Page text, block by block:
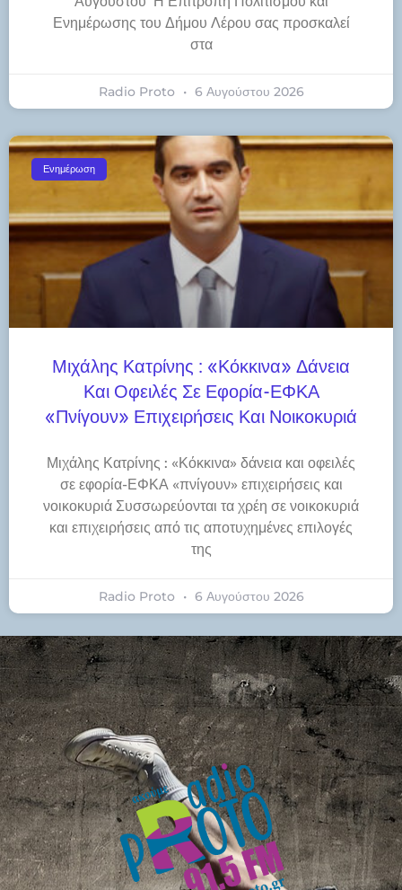
Ενημέρωσης του Δήμου Λέρου σας προσκαλεί
στα
Radio Proto 6 Αυγούστου 2026
Ενημέρωση
Μιχάλης Κατρίνης : «Κόκκινα» Δάνεια
Και Οφειλές Σε Εφορία-ΕΦΚΑ
«πνίγουν» Επιχειρήσεις Και Νοικοκυριά
Μιχάλης Κατρίνης : «Κόκκινα» δάνεια και οφειλές
σε εφορία-ΕΦΚΑ «πνίγουν» επιχειρήσεις και
νοικοκυριά Συσσωρεύονται τα χρέη σε νοικοκυριά
και επιχειρήσεις από τις αποτυχημένες επιλογές
της
Radio Proto 6 Αυγούστου 2026